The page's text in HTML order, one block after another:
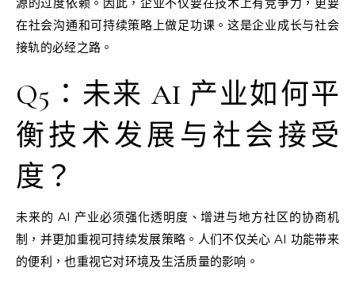
在社会沟通和可持续策略上做足功课。这是企业成长与社会
接轨的必经之路。
Q5：未来 AI 产业如何平
衡技术发展与社会接受
度？
未来的 AI 产业必须强化透明度、增进与地方社区的协商机
制，并更加重视可持续发展策略。人们不仅关心 AI 功能带来
的便利，也重视它对环境及生活质量的影响。